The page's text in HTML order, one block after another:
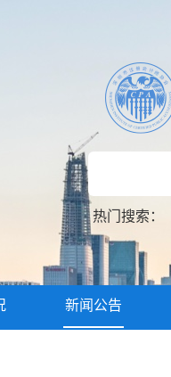
热门搜索：
新闻公告